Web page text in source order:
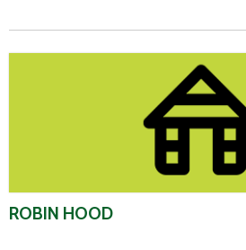
ROBIN HOOD